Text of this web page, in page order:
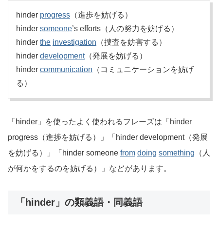
hinder progress （進歩を妨げる）
hinder someone’s efforts（人の努力を妨げる）
hinder the investigation （捜査を妨害する）
hinder development（発展を妨げる）
hinder communication （コミュニケーションを妨げ
る）
「hinder」を使ったよく使われるフレーズは「hinder
progress（進捗を妨げる）」「hinder development（発展
を妨げる）」「hinder someone from doing something （人
が何かをするのを妨げる）」などがあります。
「hinder」の類義語・同義語